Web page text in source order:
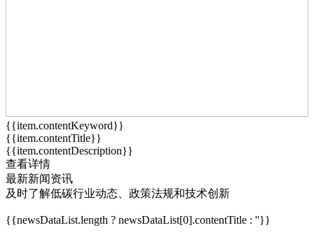
{{item.contentKeyword}}
{{item.contentTitle}}
{{item.contentDescription}}
查看详情
最新新闻资讯
及时了解低碳行业动态、政策法规和技术创新
{{newsDataList.length ? newsDataList[0].contentTitle : ''}}